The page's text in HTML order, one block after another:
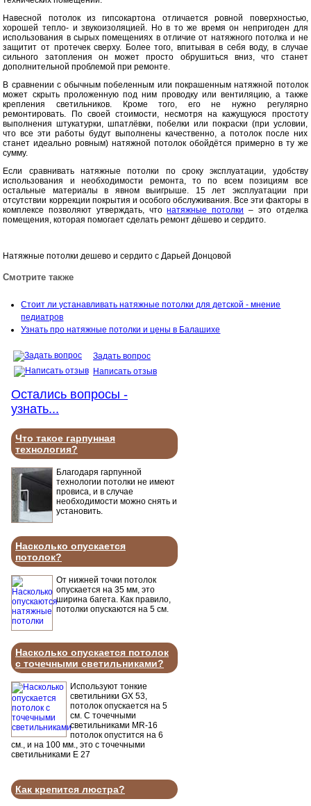
Навесной потолок из гипсокартона отличается ровной поверхностью,
хорошей тепло- и звукоизоляцией. Но в то же время он непригоден для
использования в сырых помещениях в отличие от натяжного потолка и не
защитит от протечек сверху. Более того, впитывая в себя воду, в случае
сильного затопления он может просто обрушиться вниз, что станет
дополнительной проблемой при ремонте.
В сравнении с обычным побеленным или покрашенным натяжной потолок
может скрыть проложенную под ним проводку или вентиляцию, а также
крепления светильников. Кроме того, его не нужно регулярно
ремонтировать. По своей стоимости, несмотря на кажущуюся простоту
выполнения штукатурки, шпатлёвки, побелки или покраски (при условии,
что все эти работы будут выполнены качественно, а потолок после них
станет идеально ровным) натяжной потолок обойдётся примерно в ту же
сумму.
Если сравнивать натяжные потолки по сроку эксплуатации, удобству
использования и необходимости ремонта, то по всем позициям все
остальные материалы в явном выигрыше. 15 лет эксплуатации при
отсутствии коррекции покрытия и особого обслуживания. Все эти факторы в
комплексе позволяют утверждать, чтонатяжные потолки – это отделка
помещения, которая помогает сделать ремонт дёшево и сердито.
Натяжные потолки дешево и сердито с Дарьей Донцовой
Смотрите также
Стоит ли устанавливать натяжные потолки для детской - мнение
педиатров
Узнать про натяжные потолки и цены в Балашихе
Задать вопрос
Написать отзыв
Остались вопросы -
узнать...
Что такое гарпунная
технология?
Благодаря гарпунной
технологии потолки не имеют
провиса, и в случае
необходимости можно снять и
установить.
Насколько опускается
потолок?
От нижней точки потолок
опускается на 35 мм, это
ширина багета. Как правило,
потолки опускаются на 5 см.
Насколько опускается потолок
с точечными светильниками?
Используют тонкие
светильники GX 53,
потолок опускается на 5
см. С точечными
светильниками MR-16
потолок опустится на 6
см., и на 100 мм., это с точечными
светильниками Е 27
Как крепится люстра?